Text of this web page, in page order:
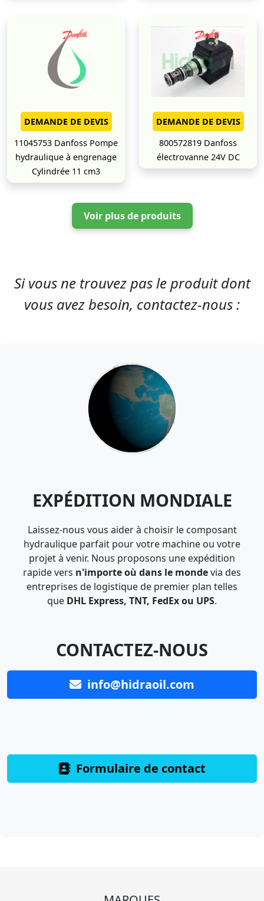
DEMANDE DE DEVIS
11045753 Danfoss Pompe
hydraulique à engrenage
Cylindrée 11 cm3
DEMANDE DE DEVIS
800572819 Danfoss
électrovanne 24V DC
Voir plus de produits
Si vous ne trouvez pas le produit dont
vous avez besoin, contactez-nous :
EXPÉDITION MONDIALE
Laissez-nous vous aider à choisir le composant
hydraulique parfait pour votre machine ou votre
projet à venir. Nous proposons une expédition
rapide vers n'importe où dans le mondevia des
entreprises de logistique de premier plan telles
que DHL Express, TNT, FedEx ou UPS.
CONTACTEZ-NOUS
info@hidraoil.com
Formulaire de contact